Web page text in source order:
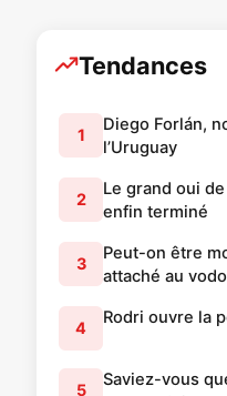
Tendances
1
Diego Forlán,
l’Uruguay
2
Le grand oui
enfin terminé
3
Peut-on être
attaché au
4
Rodri ouvre la
5
Saviez-vous